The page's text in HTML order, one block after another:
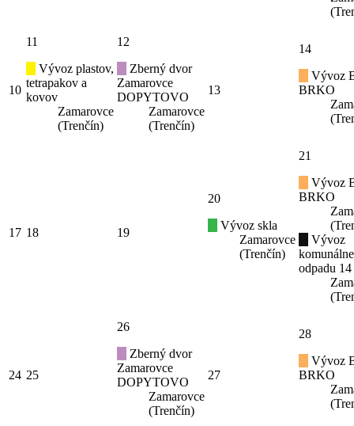
10
11
Vývoz plastov,
tetrapakov a
kovov
Zamarovce
(Trenčín)
12
Zberný dvor
Zamarovce
DOPYTOVO
Zamarovce
(Trenčín)
13
14
Vývoz
BRKO
17 18 19
20
Vývoz skla
Zamarovce
(Trenčín)
21
Vývoz
BRKO
Vývoz
odpadu
24 25
26
Zberný dvor
Zamarovce
DOPYTOVO
Zamarovce
(Trenčín)
27
28
Vývoz
BRKO